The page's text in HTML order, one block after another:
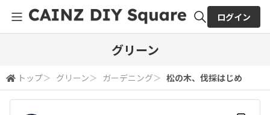
検索
ログイン
グリーン
トップ＞ グリーン＞ ガーデニング＞ 松の木、伐採はじめ